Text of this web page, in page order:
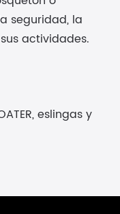
seguridad, la
actividades.
eslingas y